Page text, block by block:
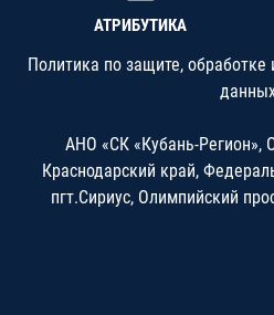
АТРИБУТИКА
Политика по защите,
АНО «СК «Кубань-Регион»,
Краснодарский край,
пгт.Сириус, Олимпийский